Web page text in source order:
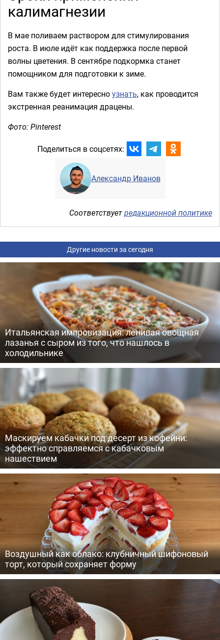
калимагнезии
В мае поливаем раствором для стимулирования
роста. В июле идёт как поддержка после первой
волны цветения. В сентябре подкормка станет
помощником для подготовки к зиме.
Вам также будет интересноузнать, как проводится
экстренная реанимация драцены.
Фото: Pinterest
Поделиться в соцсетях:
Александр Иванов
Соответствуетредакционной политике
Другие новости за сегодня
Итальянская импровизация: ленивая овощная
лазанья с сыром из того, что нашлось в
холодильнике
Маскируем кабачки под десерт из кофейни:
эффектно справляемся с кабачковым
нашествием
Воздушный как облако: клубничный шифоновый
торт, который сохраняет форму